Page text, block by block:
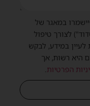
במאגר של
לצורך טיפול
לעיין במידע, לבקש
היא רשות, אך
הפרטיות.